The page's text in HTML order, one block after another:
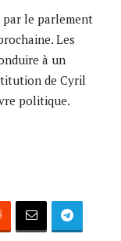
par le parlement
Les
à un
de Cyril
politique.